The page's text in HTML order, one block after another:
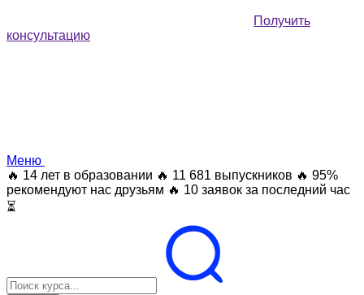
Получить
консультацию
Меню
🔥 14 лет в образовании 🔥 11 681 выпускников 🔥 95%
рекомендуют нас друзьям 🔥 10 заявок за последний час
⏳